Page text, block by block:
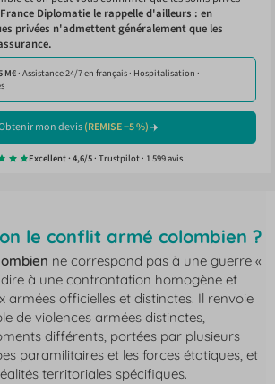
France Diplomatie le rappelle d'ailleurs : en
privées n'admettent généralement que les
M€· Assistance 24/7 en français · Hospitalisation ·
mon devis(REMISE −5 %)
Excellent · 4,6/5· Trustpilot · 1 599 avis
le conflit armé colombien ?
ne correspond pas à une guerre «
dire à une confrontation homogène et
armées officielles et distinctes. Il renvoie
de violences armées distinctes,
différents, portées par plusieurs
paramilitaires et les forces étatiques, et
territoriales spécifiques.